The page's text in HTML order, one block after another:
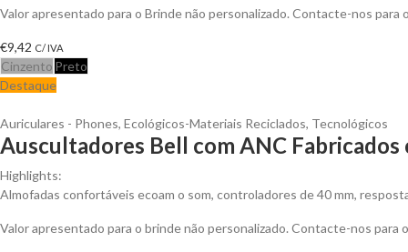
Valor apresentado para o Brinde não personalizado. Contacte-nos
€9,42 C/ IVA
Cinzento Preto
Destaque
Auriculares - Phones, Ecológicos-Materiais Reciclados, Tecnológicos
Auscultadores Bell com ANC
Highlights:
Almofadas confortáveis ecoam o som, controladores de 40 mm,
Valor apresentado para o brinde não personalizado. Contacte-nos